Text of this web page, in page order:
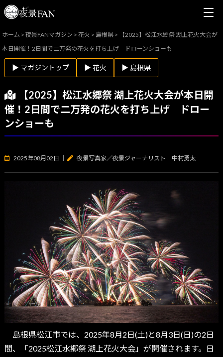
ホーム >夜景FANマガジン >花火 > 島根県 >
【2025】松江水郷祭 湖上花火大会が
本日開催！2日間で二万発の花火を打ち上げ ドローンショーも
▶ マガジントップ ▶ 花火 ▶ 島根県
【2025】松江水郷祭 湖上花火大会が本日開
催！2日間で二万発の花火を打ち上げ ドロー
ンショーも
2025年08月02日 夜景写真家／夜景ジャーナリスト 中村勇太
島根県松江市では、2025年8月2日(土)と8月3日(日)の2日
間、「2025松江水郷祭 湖上花火大会」が開催されます。日